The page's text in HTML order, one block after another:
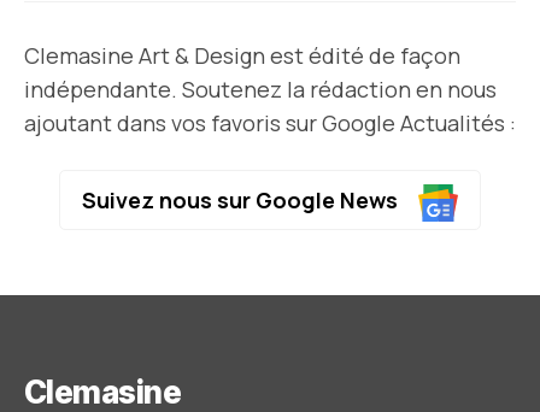
Clemasine Art & Design est édité de façon
indépendante. Soutenez la rédaction en nous
ajoutant dans vos favoris sur Google Actualités :
Suivez nous sur Google News
Clemasine